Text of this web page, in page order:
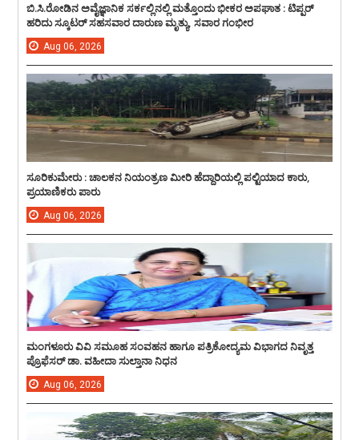
ಬಿ.ಸಿ.ರೋಡಿನ ಅವೈಜ್ಞಾನಿಕ ಸರ್ಕಲ್ಲಿನಲ್ಲಿ ಮತ್ತೊಂದು ಭೀಕರ ಅಪಘಾತ : ಟಿಪ್ಪರ್
ಹರಿದು ಸ್ಕೂಟರ್ ಸಹಸವಾರ ದಾರುಣ ಮೃತ್ಯು, ಸವಾರ ಗಂಭೀರ
Aug 06, 2026
ಸೂರಿಕುಮೇರು : ಚಾಲಕನ ನಿಯಂತ್ರಣ ಮೀರಿ ಹೆದ್ದಾರಿಯಲ್ಲಿ ಪಲ್ಟಿಯಾದ ಕಾರು,
ಪ್ರಯಾಣಿಕರು ಪಾರು
Aug 06, 2026
ಮಂಗಳೂರು ವಿವಿ ಸಮೂಹ ಸಂವಹನ ಹಾಗೂ ಪತ್ರಿಕೋದ್ಯಮ ವಿಭಾಗದ ನಿವೃತ್ತ
ಪ್ರೊಫೆಸರ್ ಡಾ. ವಹೀದಾ ಸುಲ್ತಾನಾ ನಿಧನ
Aug 06, 2026